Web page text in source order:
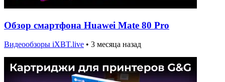
Обзор смартфона Huawei Mate 80 Pro
Видеообзоры iXBT.live • 3 месяца назад